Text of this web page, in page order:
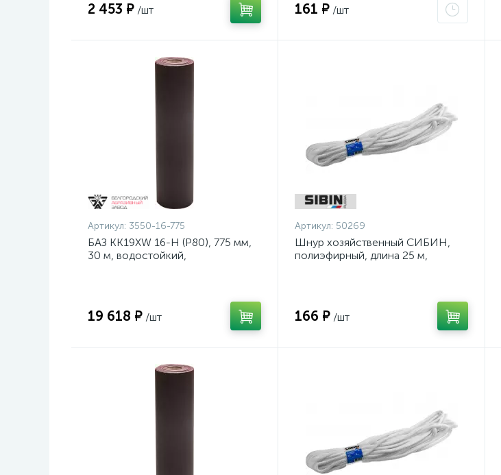
2 453 ₽ /шт 161 ₽ /шт
Артикул: 3550-16-775
БАЗ KK19XW 16-H (Р80), 775 мм,
30 м, водостойкий,
19 618 ₽ /шт
Артикул: 50269
Шнур хозяйственный СИБИН,
полиэфирный, длина 25 м,
166 ₽ /шт